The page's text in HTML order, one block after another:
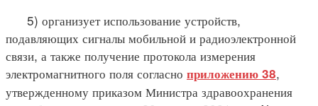
5) организует использование устройств,
подавляющих сигналы мобильной и радиоэлектронной
связи, а также получение протокола измерения
электромагнитного поля согласно приложению 38,
утвержденному приказом Министра здравоохранения